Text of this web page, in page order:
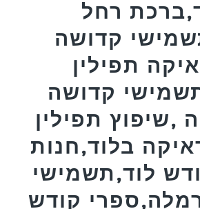
רחל
קדושה
תפילין
קדושה
,שיפוץ תפילין
בלוד,חנות
לוד,תשמישי
קודש